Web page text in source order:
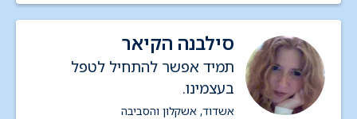
סילבנה הקיאר
תמיד אפשר להתחיל לטפל
בעצמינו.
אשדוד, אשקלון והסביבה